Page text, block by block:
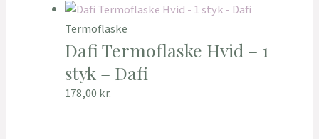
Termoflaske
Dafi Termoflaske Hvid – 1
styk – Dafi
178,00 kr.